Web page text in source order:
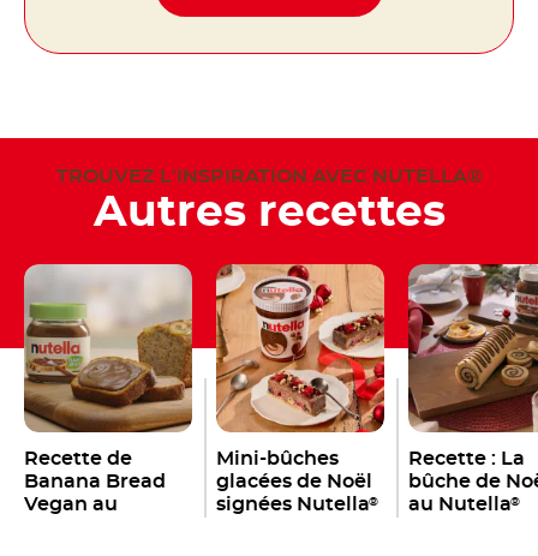
TROUVEZ L'INSPIRATION AVEC NUTELLA®
Autres recettes
Recette de
Banana Bread
Vegan au
Mini-bûches
glacées de Noël
signées Nutella®
Recette : La
bûche de
au Nutella®